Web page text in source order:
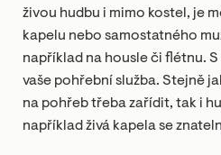
živou hudbu i mimo kostel, je
kapelu nebo samostatného
například na housle či flétnu.
vaše pohřební služba. Stejně
na pohřeb třeba zařídit, tak i
například živá kapela se